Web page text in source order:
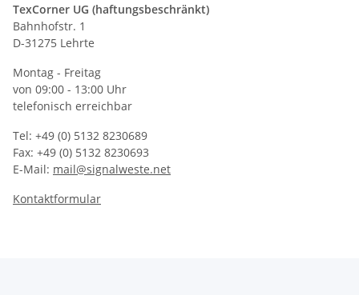
TexCorner UG (haftungsbeschränkt)
Bahnhofstr. 1
D-31275 Lehrte
Montag - Freitag
von 09:00 - 13:00 Uhr
telefonisch erreichbar
Tel: +49 (0) 5132 8230689
Fax: +49 (0) 5132 8230693
E-Mail: mail@signalweste.net
Kontaktformular